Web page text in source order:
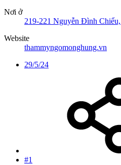
Nơi ở
219-221 Nguyễn Đình
Website
thammyngomonghung.vn
29/5/24
#1